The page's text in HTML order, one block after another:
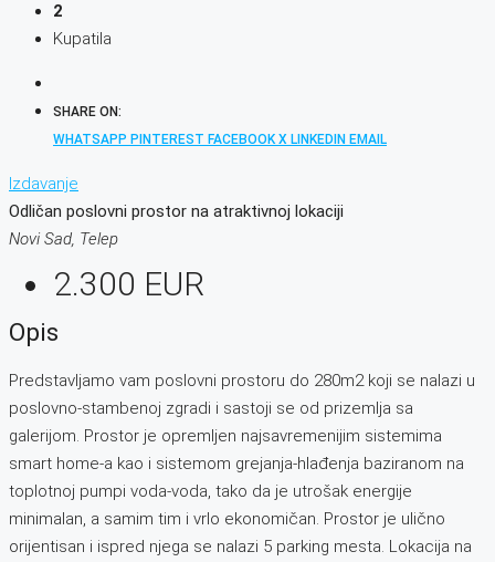
2
Kupatila
SHARE ON:
WHATSAPP PINTEREST FACEBOOK X LINKEDIN EMAIL
Izdavanje
Odličan poslovni prostor na atraktivnoj lokaciji
Novi Sad, Telep
2.300 EUR
Opis
Predstavljamo vam poslovni prostoru do 280m2 koji se nalazi u
poslovno-stambenoj zgradi i sastoji se od prizemlja sa
galerijom. Prostor je opremljen najsavremenijim sistemima
smart home-a kao i sistemom grejanja-hlađenja baziranom na
toplotnoj pumpi voda-voda, tako da je utrošak energije
minimalan, a samim tim i vrlo ekonomičan. Prostor je ulično
orijentisan i ispred njega se nalazi 5 parking mesta. Lokacija na